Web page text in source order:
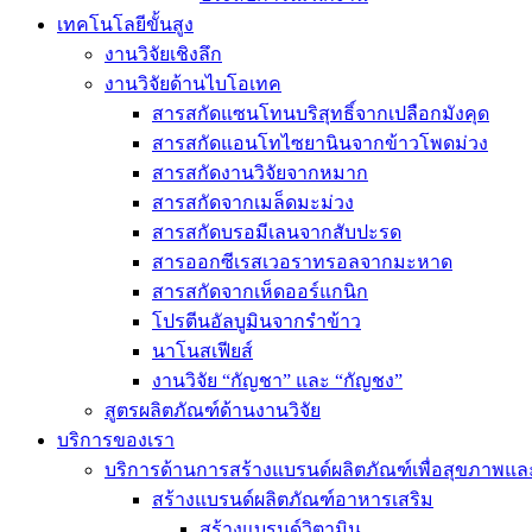
เทคโนโลยีขั้นสูง
งานวิจัยเชิงลึก
งานวิจัยด้านไบโอเทค
สารสกัดแซนโทนบริสุทธิ์จากเปลือกมังคุด
สารสกัดแอนโทไซยานินจากข้าวโพดม่วง
สารสกัดงานวิจัยจากหมาก
สารสกัดจากเมล็ดมะม่วง
สารสกัดบรอมีเลนจากสับปะรด
สารออกซีเรสเวอราทรอลจากมะหาด
สารสกัดจากเห็ดออร์แกนิก
โปรตีนอัลบูมินจากรำข้าว
นาโนสเฟียส์
งานวิจัย “กัญชา” และ “กัญชง”
สูตรผลิตภัณฑ์ด้านงานวิจัย
บริการของเรา
บริการด้านการสร้างแบรนด์ผลิตภัณฑ์เพื่อสุขภาพแล
สร้างแบรนด์ผลิตภัณฑ์อาหารเสริม